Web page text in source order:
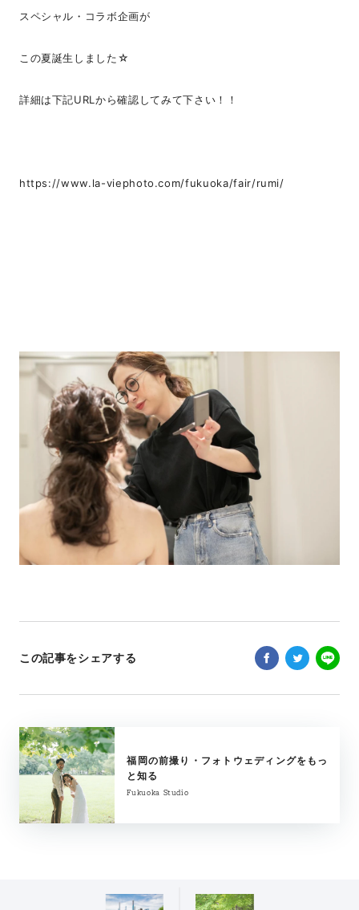
スペシャル・コラボ企画が
この夏誕生しました☆
詳細は下記URLから確認してみて下さい！！
https://www.la-viephoto.com/fukuoka/fair/rumi/
この記事をシェアする
福岡の前撮り・フォトウェディングをもっ
と知る
Fukuoka Studio